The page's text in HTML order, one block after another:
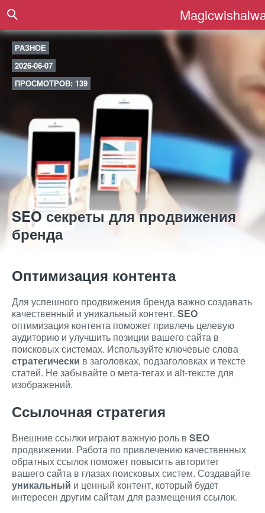
РАЗНОЕ
2026-06-07
ПРОСМОТРОВ: 139
SEO секреты для продвижения
бренда
Оптимизация контента
Для успешного продвижения бренда важно создавать
качественный и уникальный контент. SEO
оптимизация контента поможет привлечь целевую
аудиторию и улучшить позиции вашего сайта в
поисковых системах. Используйте ключевые слова
стратегически в заголовках, подзаголовках и тексте
статей. Не забывайте о мета-тегах и alt-тексте для
изображений.
Ссылочная стратегия
Внешние ссылки играют важную роль в SEO
продвижении. Работа по привлечению качественных
обратных ссылок поможет повысить авторитет
вашего сайта в глазах поисковых систем. Создавайте
уникальный и ценный контент, который будет
интересен другим сайтам для размещения ссылок.